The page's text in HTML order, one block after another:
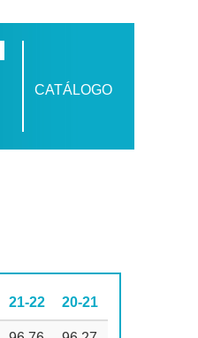
CATÁLOGO
21-22 20-21